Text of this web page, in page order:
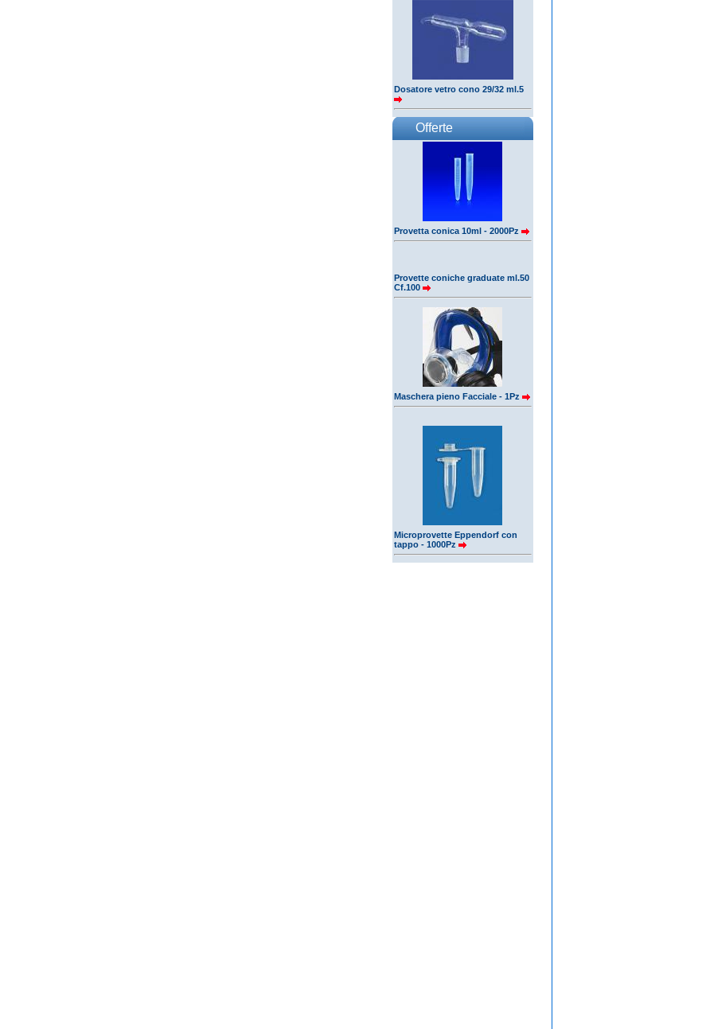
Dosatore vetro cono 29/32 ml.5
Offerte
Provetta conica 10ml - 2000Pz
Provette coniche graduate ml.50
Cf.100
Maschera pieno Facciale - 1Pz
Microprovette Eppendorf con
tappo - 1000Pz